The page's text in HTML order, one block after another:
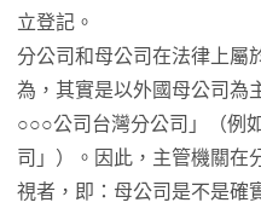
立登記。
分公司和母公司在法律上屬
為，其實是以外國母公司為
○○○公司台灣分公司」（例
司」）。因此，主管機關在
視者，即：母公司是不是確